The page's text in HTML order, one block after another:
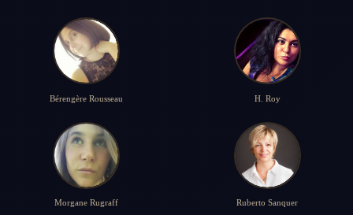
Bérengère Rousseau H. Roy
Morgane Rugraff Ruberto Sanquer